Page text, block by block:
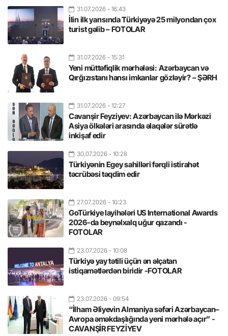
31.07.2026 - 16:43
İlin ilk yarısında Türkiyəyə 25 milyondan çox
turist gəlib – FOTOLAR
31.07.2026 - 15:31
Yeni müttəfiqlik mərhələsi: Azərbaycan və
Qırğızıstanı hansı imkanlar gözləyir? – ŞƏRH
31.07.2026 - 12:27
Cavanşir Feyziyev: Azərbaycan ilə Mərkəzi
Asiya ölkələri arasında əlaqələr sürətlə
inkişaf edir
30.07.2026 - 10:28
Türkiyənin Egey sahilləri fərqli istirahət
təcrübəsi təqdim edir
27.07.2026 - 10:23
GoTürkiye layihələri US International Awards
2026-da beynəlxalq uğur qazandı -
FOTOLAR
23.07.2026 - 10:08
Türkiyə yay tətili üçün ən əlçatan
istiqamətlərdən biridir -FOTOLAR
23.07.2026 - 09:54
“İlham Əliyevin Almaniya səfəri Azərbaycan–
Avropa əməkdaşlığında yeni mərhələ açır” -
CAVANŞİR FEYZİYEV